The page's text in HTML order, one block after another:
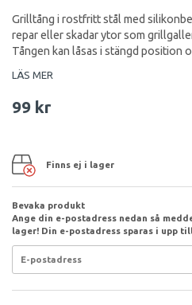
Grilltång i rostfritt stål med
repar eller skadar ytor som
Tången kan låsas i stängd position
LÄS MER
99 kr
Finns ej i lager
Bevaka produkt
Ange din e-postadress nedan så
lager! Din e-postadress sparas i upp